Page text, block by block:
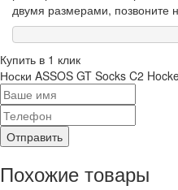
двумя размерами, позвоните
Купить в 1 клик
Носки ASSOS GT Socks C2
Отправить
Похожие товары